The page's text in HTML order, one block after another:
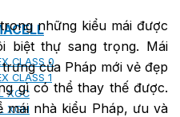
CLASS 0
CLASS 1
XGC
XGH
những kiểu mái được
biệt thự sang trọng. Mái
của Pháp mới vẻ đẹp
gì có thể thay thế được.
mái nhà kiểu Pháp, ưu và